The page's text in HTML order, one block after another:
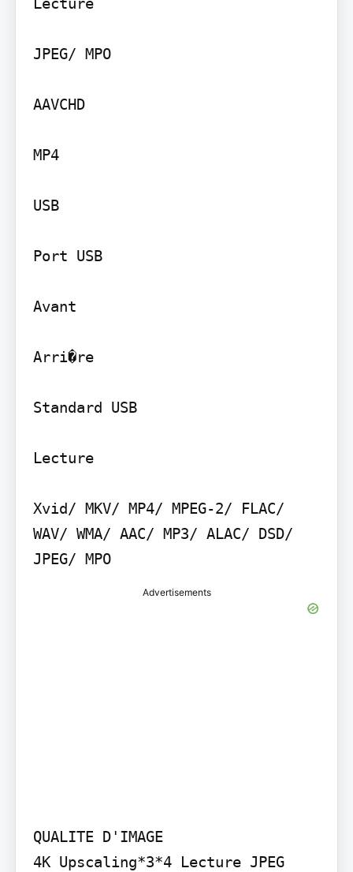
JPEG/ MPO
AAVCHD
MP4
USB
Port USB
Avant
Arri�re
Standard USB
Lecture
Xvid/ MKV/ MP4/ MPEG-2/ FLAC/
WAV/ WMA/ AAC/ MP3/ ALAC/ DSD/
JPEG/ MPO
Advertisements
QUALITE D'IMAGE
4K Upscaling*3*4 Lecture JPEG